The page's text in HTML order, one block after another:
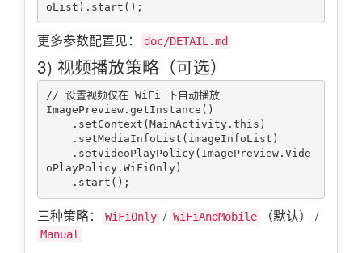
更多参数配置见： doc/DETAIL.md
3) 视频播放策略（可选）
// 设置视频仅在 WiFi 下自动播放
ImagePreview.getInstance()
oPlayPolicy.WiFiOnly)
三种策略： WiFiOnly / WiFiAndMobile （默认） /
Manual